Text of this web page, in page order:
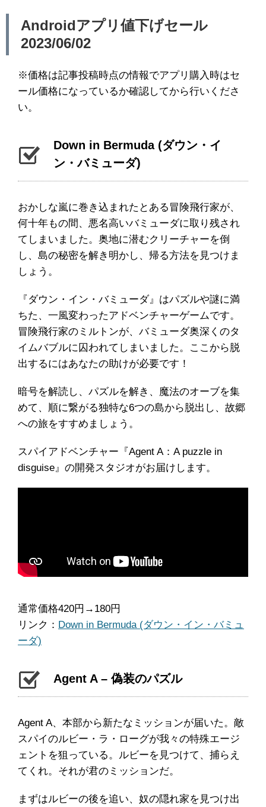
Androidアプリ値下げセール
2023/06/02
※価格は記事投稿時点の情報でアプリ購入時はセ
ール価格になっているか確認してから行いくださ
い。
Down in Bermuda (ダウン・イ
ン・バミューダ)
おかしな嵐に巻き込まれたとある冒険飛行家が、
何十年もの間、悪名高いバミューダに取り残され
てしまいました。奥地に潜むクリーチャーを倒
し、島の秘密を解き明かし、帰る方法を見つけま
しょう。
『ダウン・イン・バミューダ』はパズルや謎に満
ちた、一風変わったアドベンチャーゲームです。
冒険飛行家のミルトンが、バミューダ奥深くのタ
イムバブルに囚われてしまいました。ここから脱
出するにはあなたの助けが必要です！
暗号を解読し、パズルを解き、魔法のオーブを集
めて、順に繋がる独特な6つの島から脱出し、故郷
への旅をすすめましょう。
スパイアドベンチャー『Agent A：A puzzle in
disguise』の開発スタジオがお届けします。
通常価格420円→180円
リンク： Down in Bermuda (ダウン・イン・バミュ
ーダ)
Agent A – 偽装のパズル
Agent A、本部から新たなミッションが届いた。敵
スパイのルビー・ラ・ローグが我々の特殊エージ
ェントを狙っている。ルビーを見つけて、捕らえ
てくれ。それが君のミッションだ。
まずはルビーの後を追い、奴の隠れ家を見つけ出